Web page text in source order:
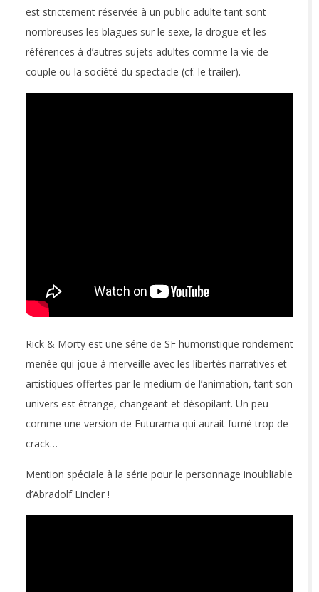
est strictement réservée à un public adulte tant sont
nombreuses les blagues sur le sexe, la drogue et les
références à d’autres sujets adultes comme la vie de
couple ou la société du spectacle (cf. le trailer).
Rick & Morty est une série de SF humoristique rondement
menée qui joue à merveille avec les libertés narratives et
artistiques offertes par le medium de l’animation, tant son
univers est étrange, changeant et désopilant. Un peu
comme une version de Futurama qui aurait fumé trop de
crack…
Mention spéciale à la série pour le personnage inoubliable
d’Abradolf Lincler !